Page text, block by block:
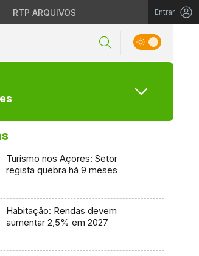
RTP ARQUIVOS Entrar
Turismo nos Açores: Setor
regista quebra há 9 meses
Habitação: Rendas devem
aumentar 2,5% em 2027